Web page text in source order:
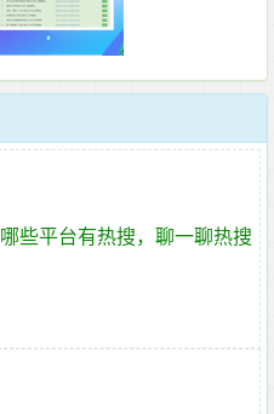
哪些平台有热搜，聊一聊热搜